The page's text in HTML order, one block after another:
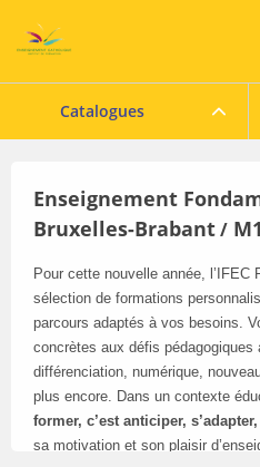
Catalogues
Enseignement
Bruxelles-Brabant/ M1
Pour cette nouvelle année, l’IFEC
sélection de formations
parcours adaptés à vos besoins.
concrètes aux défis pédagogiques
différenciation, numérique,
plus encore. Dans un contexte
former, c’est anticiper,
sa motivation et son plaisir